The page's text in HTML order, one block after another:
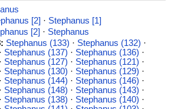
[2] · Stephanus [1]
[2] · Stephanus
Stephanus (133) · Stephanus (132) ·
· Stephanus (137) · Stephanus (136) ·
· Stephanus (127) · Stephanus (121) ·
· Stephanus (130) · Stephanus (129) ·
· Stephanus (144) · Stephanus (146) ·
· Stephanus (148) · Stephanus (143) ·
· Stephanus (138) · Stephanus (140) ·